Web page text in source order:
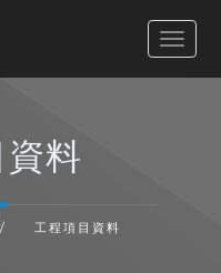
料
/ 工程項目資料